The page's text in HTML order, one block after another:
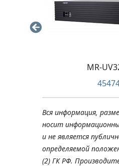
MR-
Вся информация,
носит
и не является
определяемой
(2) ГК РФ.